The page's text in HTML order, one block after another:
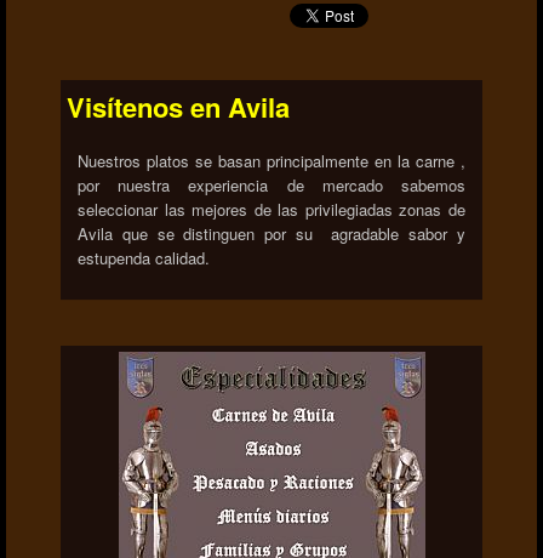
Visítenos en Avila
Nuestros platos se basan principalmente en la carne ,
por nuestra experiencia de mercado sabemos
seleccionar las mejores de las privilegiadas zonas de
Avila que se distinguen por su agradable sabor y
estupenda calidad.